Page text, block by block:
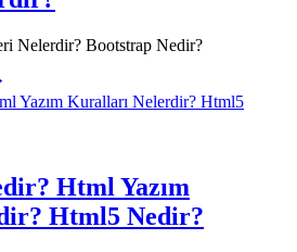
Nelerdir? Bootstrap Nedir?
Html Yazım
Html5 Nedir?